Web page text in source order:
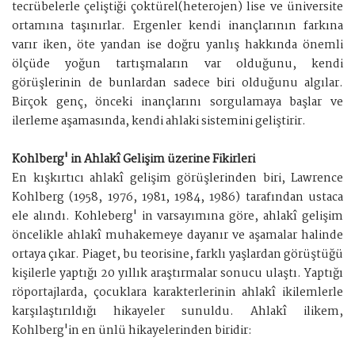
tecrübelerle çeliştiği çoktürel(heterojen) lise ve üniversite
ortamına taşınırlar. Ergenler kendi inançlarının farkına
varır iken, öte yandan ise doğru yanlış hakkında önemli
ölçüde yoğun tartışmaların var olduğunu, kendi
görüşlerinin de bunlardan sadece biri olduğunu algılar.
Birçok genç, önceki inançlarını sorgulamaya başlar ve
ilerleme aşamasında, kendi ahlaki sistemini geliştirir.
Kohlberg' in Ahlakî Gelişim üzerine Fikirleri
En kışkırtıcı ahlakî gelişim görüşlerinden biri, Lawrence
Kohlberg (1958, 1976, 1981, 1984, 1986) tarafından ustaca
ele alındı. Kohleberg' in varsayımına göre, ahlakî gelişim
öncelikle ahlakî muhakemeye dayanır ve aşamalar halinde
ortaya çıkar. Piaget, bu teorisine, farklı yaşlardan görüştüğü
kişilerle yaptığı 20 yıllık araştırmalar sonucu ulaştı. Yaptığı
röportajlarda, çocuklara karakterlerinin ahlakî ikilemlerle
karşılaştırıldığı hikayeler sunuldu. Ahlakî ilikem,
Kohlberg'in en ünlü hikayelerinden biridir: